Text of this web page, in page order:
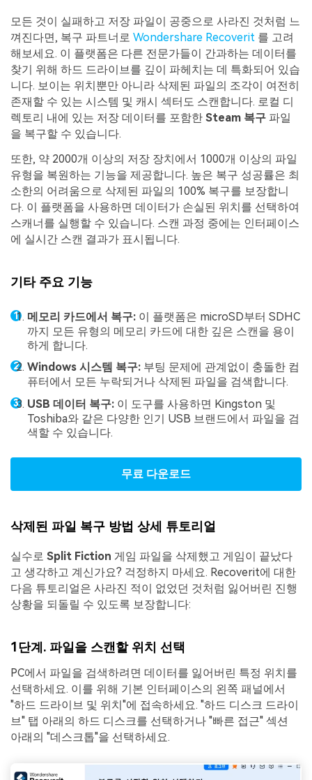
모든 것이 실패하고 저장 파일이 공중으로 사라진 것처럼 느
껴진다면, 복구 파트너로 Wondershare Recoverit 를 고려
해보세요. 이 플랫폼은 다른 전문가들이 간과하는 데이터를
찾기 위해 하드 드라이브를 깊이 파헤치는 데 특화되어 있습
니다. 보이는 위치뿐만 아니라 삭제된 파일의 조각이 여전히
존재할 수 있는 시스템 및 캐시 섹터도 스캔합니다. 로컬 디
렉토리 내에 있는 저장 데이터를 포함한 Steam 복구 파일
을 복구할 수 있습니다.
또한, 약 2000개 이상의 저장 장치에서 1000개 이상의 파일
유형을 복원하는 기능을 제공합니다. 높은 복구 성공률은 최
소한의 어려움으로 삭제된 파일의 100% 복구를 보장합니
다. 이 플랫폼을 사용하면 데이터가 손실된 위치를 선택하여
스캐너를 실행할 수 있습니다. 스캔 과정 중에는 인터페이스
에 실시간 스캔 결과가 표시됩니다.
기타 주요 기능
메모리 카드에서 복구: 이 플랫폼은 microSD부터 SDHC
까지 모든 유형의 메모리 카드에 대한 깊은 스캔을 용이
하게 합니다.
Windows 시스템 복구: 부팅 문제에 관계없이 충돌한 컴
퓨터에서 모든 누락되거나 삭제된 파일을 검색합니다.
USB 데이터 복구: 이 도구를 사용하면 Kingston 및
Toshiba와 같은 다양한 인기 USB 브랜드에서 파일을 검
색할 수 있습니다.
무료 다운로드
삭제된 파일 복구 방법 상세 튜토리얼
실수로 Split Fiction 게임 파일을 삭제했고 게임이 끝났다
고 생각하고 계신가요? 걱정하지 마세요. Recoverit에 대한
다음 튜토리얼은 사라진 적이 없었던 것처럼 잃어버린 진행
상황을 되돌릴 수 있도록 보장합니다:
1단계. 파일을 스캔할 위치 선택
PC에서 파일을 검색하려면 데이터를 잃어버린 특정 위치를
선택하세요. 이를 위해 기본 인터페이스의 왼쪽 패널에서
"하드 드라이브 및 위치"에 접속하세요. "하드 디스크 드라이
브" 탭 아래의 하드 디스크를 선택하거나 "빠른 접근" 섹션
아래의 "데스크톱"을 선택하세요.